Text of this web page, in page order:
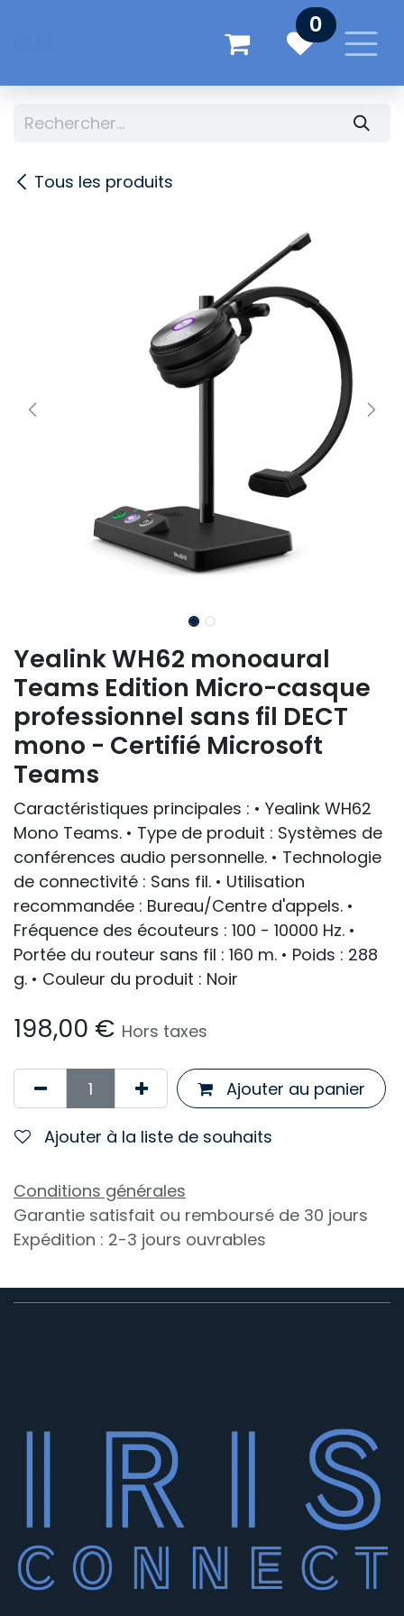
0
Tous les produits
Yealink WH62 monoaural
Teams Edition Micro-casque
professionnel sans fil DECT
mono - Certifié Microsoft
Teams
Caractéristiques principales : • Yealink WH62
Mono Teams. • Type de produit : Systèmes de
conférences audio personnelle. • Technologie
de connectivité : Sans fil. • Utilisation
recommandée : Bureau/Centre d'appels. •
Fréquence des écouteurs : 100 - 10000 Hz. •
Portée du routeur sans fil : 160 m. • Poids : 288
g. • Couleur du produit : Noir
198,00 € Hors taxes
Ajouter au panier
Ajouter à la liste de souhaits
Conditions générales
Garantie satisfait ou remboursé de 30 jours
Expédition : 2-3 jours ouvrables